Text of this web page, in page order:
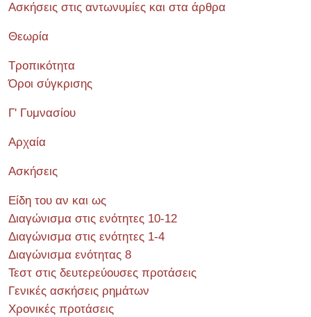
Ασκήσεις στις αντωνυμίες και στα άρθρα
Θεωρία
Τροπικότητα
Όροι σύγκρισης
Γ' Γυμνασίου
Αρχαία
Ασκήσεις
Είδη του αν και ως
Διαγώνισμα στις ενότητες 10-12
Διαγώνισμα στις ενότητες 1-4
Διαγώνισμα ενότητας 8
Τεστ στις δευτερεύουσες προτάσεις
Γενικές ασκήσεις ρημάτων
Χρονικές προτάσεις